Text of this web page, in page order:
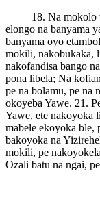
18. Na mokolo
elongo na banyama
banyama oyo
mokili, nakobukaka,
nakofandisa bango
pona libela; Na
pe na bolamu, pe na
okoyeba Yawe. 21.
Yawe, ete nakoyoka
mabele ekoyoka ble,
bakoyoka na
mokili, pe
Ozali batu na ngai,